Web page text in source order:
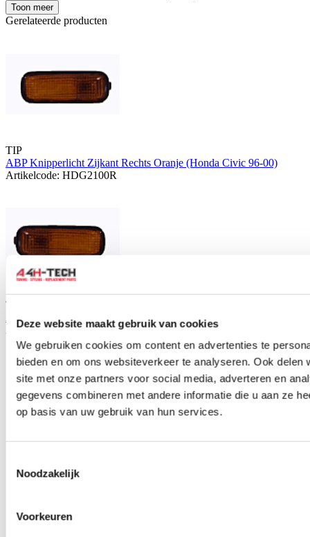
Deze website maakt gebruik van cookies
We gebruiken cookies om content en advertenties te
bieden en om ons websiteverkeer te analyseren. Ook
site met onze partners voor social media, adverteren en
gegevens combineren met andere informatie die u aan ze
op basis van uw gebruik van hun services.
Noodzakelijk
Voorkeuren
Toon meer
Gerelateerde producten
TIP
ABP Knipperlicht Zijkant Rechts Oranje (Honda Civic 96-00)
Artikelcode: HDG2100R
TIP
ABP Knipperlicht zijkant Links Oranje (Honda Civic 96-00)
Artikelcode: HDG2100L